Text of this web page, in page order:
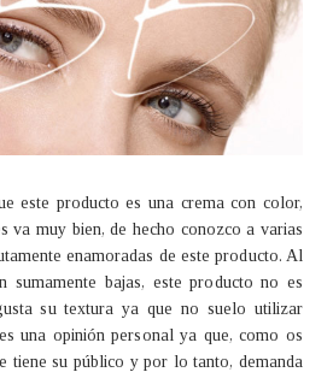
este producto es una crema con color,
va muy bien, de hecho conozco a varias
enamoradas de este producto. Al
sumamente bajas, este producto no es
su textura ya que no suelo utilizar
una opinión personal ya que, como os
tiene su público y por lo tanto, demanda